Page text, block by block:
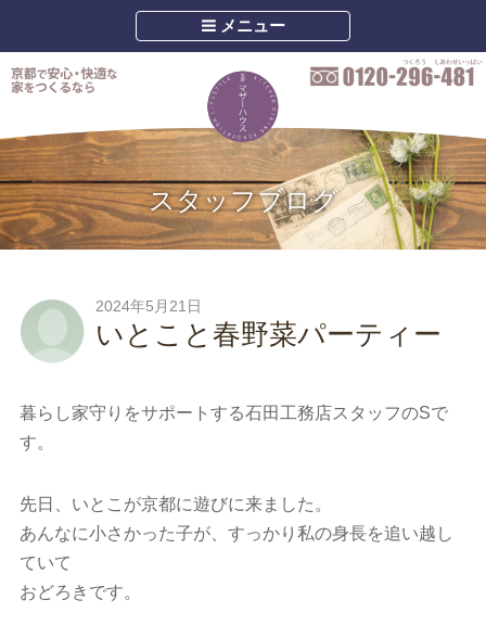
メニュー
スタッフブログ
2024年5月21日
いとこと春野菜パーティー
暮らし家守りをサポートする石田工務店スタッフのSで
す。
先日、いとこが京都に遊びに来ました。
あんなに小さかった子が、すっかり私の身長を追い越し
ていて
おどろきです。